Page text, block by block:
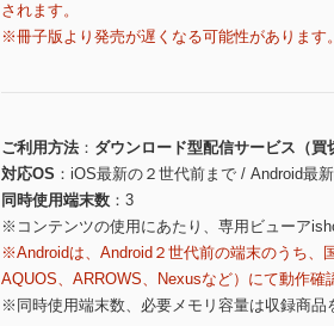
されます。
※冊子版より発売が遅くなる可能性があります
ご利用方法
ダウンロード型配信サービス（買
対応OS
iOS最新の２世代前まで / Android最
同時使用端末数
3
※コンテンツの使用にあたり、専用ビューア
※Androidは、Android２世代前の端末のうち、
AQUOS、ARROWS、Nexusなど）にて動作確
※同時使用端末数、必要メモリ容量は収録商品